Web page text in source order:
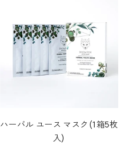
ハーバル ユース マスク(1箱5枚
入)